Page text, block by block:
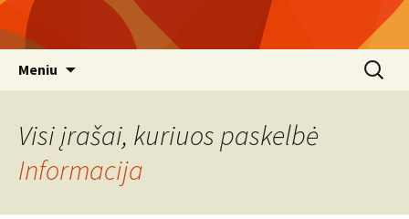
Meniu Ieškoti:
Visi įrašai, kuriuos paskelbė
Informacija